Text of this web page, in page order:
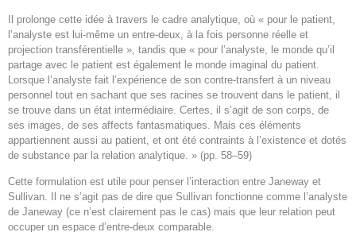
Il prolonge cette idée à travers le cadre analytique, où « pour le patient,
l’analyste est lui-même un entre-deux, à la fois personne réelle et
projection transférentielle », tandis que « pour l’analyste, le monde qu’il
partage avec le patient est également le monde imaginal du patient.
Lorsque l’analyste fait l’expérience de son contre-transfert à un niveau
personnel tout en sachant que ses racines se trouvent dans le patient, il
se trouve dans un état intermédiaire. Certes, il s’agit de son corps, de
ses images, de ses affects fantasmatiques. Mais ces éléments
appartiennent aussi au patient, et ont été contraints à l’existence et dotés
de substance par la relation analytique. » (pp. 58–59)
Cette formulation est utile pour penser l’interaction entre Janeway et
Sullivan. Il ne s’agit pas de dire que Sullivan fonctionne comme l’analyste
de Janeway (ce n’est clairement pas le cas) mais que leur relation peut
occuper un espace d’entre-deux comparable.